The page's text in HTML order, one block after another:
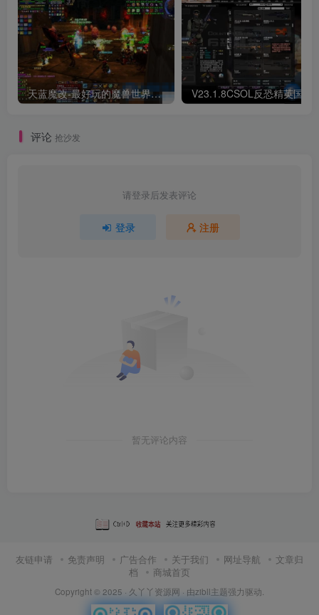
天蓝魔改-最好玩的魔兽世界巫妖王V335精品单机端【最智能的机器人】
评论 抢沙发
请登录后发表评论
登录 注册
暂无评论内容
友链申请 免责声明 广告合作 关于我们 网址导航
文章归
档
商城首页
Copyright © 2025 · 久丫丫资源网 · 由zibll主题强力驱动.